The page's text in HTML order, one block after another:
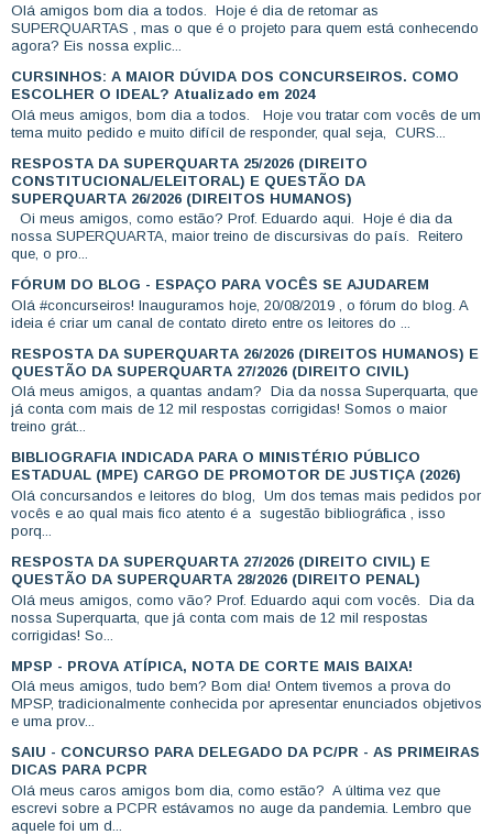
Olá amigos bom dia a todos. Hoje é dia de retomar as
SUPERQUARTAS , mas o que é o projeto para quem está conhecendo
agora? Eis nossa explic...
CURSINHOS: A MAIOR DÚVIDA DOS CONCURSEIROS. COMO
ESCOLHER O IDEAL? Atualizado em 2024
Olá meus amigos, bom dia a todos. Hoje vou tratar com vocês de um
tema muito pedido e muito difícil de responder, qual seja, CURS...
RESPOSTA DA SUPERQUARTA 25/2026 (DIREITO
CONSTITUCIONAL/ELEITORAL) E QUESTÃO DA
SUPERQUARTA 26/2026 (DIREITOS HUMANOS)
Oi meus amigos, como estão? Prof. Eduardo aqui. Hoje é dia da
nossa SUPERQUARTA, maior treino de discursivas do país. Reitero
que, o pro...
FÓRUM DO BLOG - ESPAÇO PARA VOCÊS SE AJUDAREM
Olá #concurseiros! Inauguramos hoje, 20/08/2019 , o fórum do blog. A
ideia é criar um canal de contato direto entre os leitores do ...
RESPOSTA DA SUPERQUARTA 26/2026 (DIREITOS HUMANOS) E
QUESTÃO DA SUPERQUARTA 27/2026 (DIREITO CIVIL)
Olá meus amigos, a quantas andam? Dia da nossa Superquarta, que
já conta com mais de 12 mil respostas corrigidas! Somos o maior
treino grát...
BIBLIOGRAFIA INDICADA PARA O MINISTÉRIO PÚBLICO
ESTADUAL (MPE) CARGO DE PROMOTOR DE JUSTIÇA (2026)
Olá concursandos e leitores do blog, Um dos temas mais pedidos por
vocês e ao qual mais fico atento é a sugestão bibliográfica , isso
porq...
RESPOSTA DA SUPERQUARTA 27/2026 (DIREITO CIVIL) E
QUESTÃO DA SUPERQUARTA 28/2026 (DIREITO PENAL)
Olá meus amigos, como vão? Prof. Eduardo aqui com vocês. Dia da
nossa Superquarta, que já conta com mais de 12 mil respostas
corrigidas! So...
MPSP - PROVA ATÍPICA, NOTA DE CORTE MAIS BAIXA!
Olá meus amigos, tudo bem? Bom dia! Ontem tivemos a prova do
MPSP, tradicionalmente conhecida por apresentar enunciados objetivos
e uma prov...
SAIU - CONCURSO PARA DELEGADO DA PC/PR - AS PRIMEIRAS
DICAS PARA PCPR
Olá meus caros amigos bom dia, como estão? A última vez que
escrevi sobre a PCPR estávamos no auge da pandemia. Lembro que
aquele foi um d...